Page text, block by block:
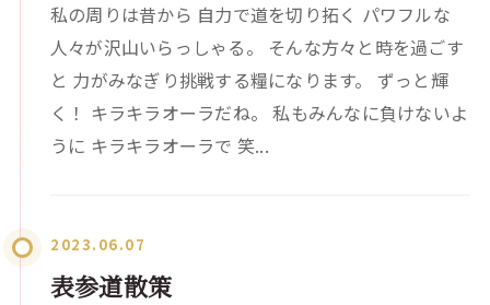
私の周りは昔から 自力で道を切り拓く パワフルな
人々が沢山いらっしゃる。 そんな方々と時を過ごす
と 力がみなぎり挑戦する糧になります。 ずっと輝
く！ キラキラオーラだね。 私もみんなに負けないよ
うに キラキラオーラで 笑...
2023.06.07
表参道散策